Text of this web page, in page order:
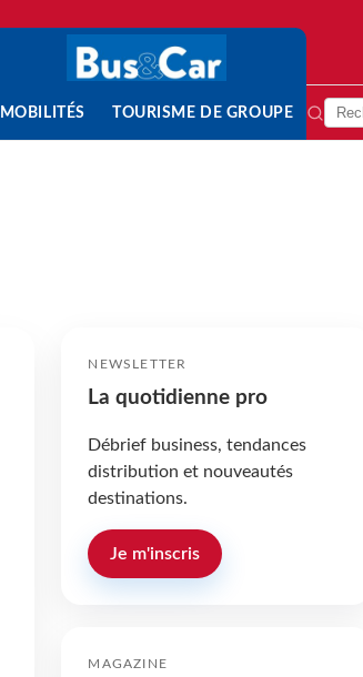
MOBILITÉS TOURISME DE GROUPE
NEWSLETTER
La quotidienne pro
Débrief business, tendances
distribution et nouveautés
destinations.
Je m'inscris
MAGAZINE